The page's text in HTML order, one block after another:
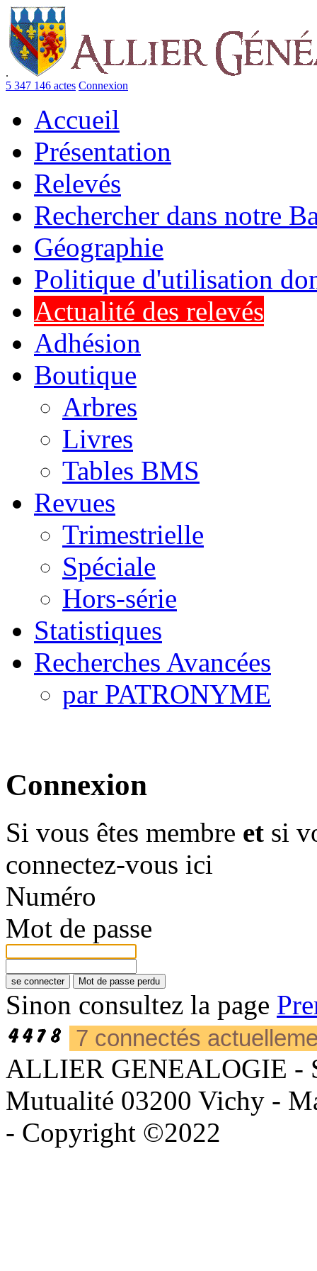
.
5 347 146 actes Connexion
Accueil
Présentation
Relevés
Rechercher dans notre
Géographie
Politique d'utilisation
Actualité des relevés
Adhésion
Boutique
Arbres
Livres
Tables BMS
Revues
Trimestrielle
Spéciale
Hors-série
Statistiques
Recherches Avancées
par PATRONYME
Connexion
Si vous êtes membre et si
connectez-vous ici
Numéro
Mot de passe
Sinon consultez la page
7 connectés
ALLIER GENEALOGIE -
Mutualité 03200 Vichy -
- Copyright ©2022